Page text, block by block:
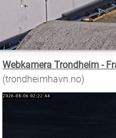
Webkamera Trondheim -
(trondheimhavn.no)